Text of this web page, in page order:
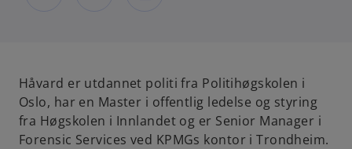
n
s
i
n
Håvard er utdannet politi fra Politihøgskolen i
Oslo, har en Master i offentlig ledelse og styring
fra Høgskolen i Innlandet og er Senior Manager i
Forensic Services ved KPMGs kontor i Trondheim.